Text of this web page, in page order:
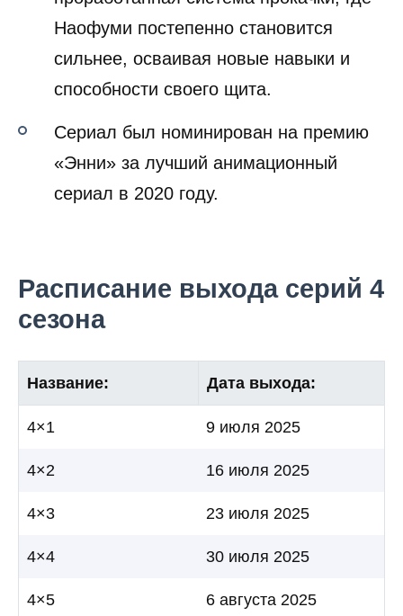
Наофуми постепенно становится
сильнее, осваивая новые навыки и
способности своего щита.
Сериал был номинирован на премию
«Энни» за лучший анимационный
сериал в 2020 году.
Расписание выхода серий 4
сезона
Название: Дата выхода:
4×1 9 июля 2025
4×2 16 июля 2025
4×3 23 июля 2025
4×4 30 июля 2025
4×5 6 августа 2025